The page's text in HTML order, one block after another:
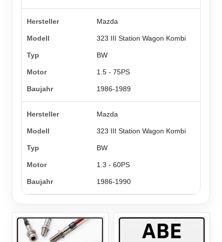
Mazda
323 III Station Wagon Kombi
BW
1.5 - 75PS
1986-1989
Mazda
323 III Station Wagon Kombi
BW
1.3 - 60PS
1986-1990